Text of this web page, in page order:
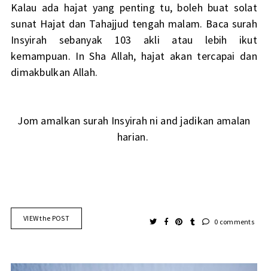
Kalau ada hajat yang penting tu, boleh buat solat
sunat Hajat dan Tahajjud tengah malam. Baca surah
Insyirah sebanyak 103 akli atau lebih ikut
kemampuan. In Sha Allah, hajat akan tercapai dan
dimakbulkan Allah.
Jom amalkan surah Insyirah ni and jadikan amalan
harian.
VIEW the POST 0 comments